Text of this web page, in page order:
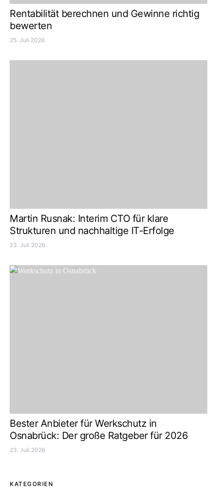
Rentabilität berechnen und Gewinne richtig
bewerten
25. Juli 2026
Martin Rusnak: Interim CTO für klare
Strukturen und nachhaltige IT-Erfolge
23. Juli 2026
Bester Anbieter für Werkschutz in
Osnabrück: Der große Ratgeber für 2026
23. Juli 2026
KATEGORIEN